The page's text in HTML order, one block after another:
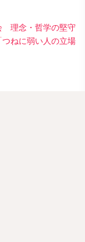
理念・哲学の堅守
ねに弱い人の立場